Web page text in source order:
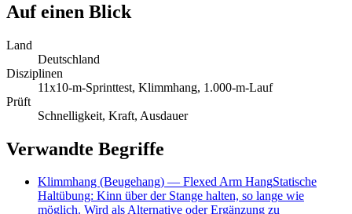
Auf einen Blick
Land
Deutschland
Disziplinen
11x10-m-Sprinttest, Klimmhang, 1.000-m-Lauf
Prüft
Schnelligkeit, Kraft, Ausdauer
Verwandte Begriffe
Klimmhang (Beugehang) — Flexed Arm HangStatische
Haltübung: Kinn über der Stange halten, so lange wie
möglich. Wird als Alternative oder Ergänzung zu